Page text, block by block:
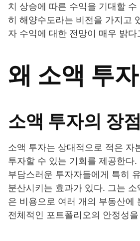
치 상승에 따른 수익을 기대할
히 해양수도라는 비전을 가지고
자 수익에 대한 전망이 매우 밝다
왜 소액 투
소액 투자의 장점
소액 투자는 상대적으로 적은 자
투자할 수 있는 기회를 제공한다
부담스러운 투자자들에게 특히
분산시키는 효과가 있다. 그는 소
은 비용으로 여러 개의 부동산에
전체적인 포트폴리오의 안정성